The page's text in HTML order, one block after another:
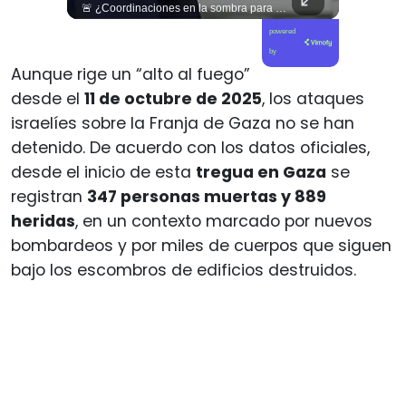
🚨 ¿Coordinaciones en la sombra para blindar una candidatura presidencial? Nuevos chats salpican a Andrés Chadwick. 🇨🇱⚖️ Mensajes incautados por la Fiscalía revelan que el exministro operó junto a Luis Hermosilla para preparar a testigos clave en la causa por coimas de LAN en 2009. Las conversaciones desmienten la versión de Chadwick sobre haberse enterado del caso por la prensa, exponiendo una estrategia judicial y comunicacional para evitar que el escándalo de información privilegiada y pagos indebidos afectara la carrera de Sebastián Piñera a La Moneda. 📲💣 🎥 Revisa el desglose completo de los chats y los detalles del reportaje en elciudadano.com 🔗 (Link en la biografía). ¿Qué impacto crees que tienen estas revelaciones en la trastienda del poder político? Te leemos en los comentarios. 💬👇🏼
powered
by
Aunque rige un “alto al fuego”
desde el 11 de octubre de 2025, los ataques
israelíes sobre la Franja de Gaza no se han
detenido. De acuerdo con los datos oficiales,
desde el inicio de esta tregua en Gaza se
registran 347 personas muertas y 889
heridas, en un contexto marcado por nuevos
bombardeos y por miles de cuerpos que siguen
bajo los escombros de edificios destruidos.